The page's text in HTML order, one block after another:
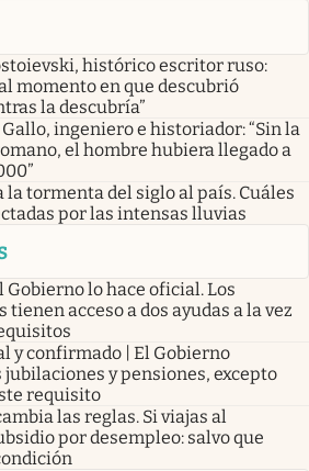
histórico escritor ruso:
momento en que descubrió
la descubría”
ingeniero e historiador: “Sin la
el hombre hubiera llegado a
la tormenta del siglo al país. Cuáles
por las intensas lluvias
Gobierno lo hace oficial. Los
tienen acceso a dos ayudas a la vez
y confirmado | El Gobierno
y pensiones, excepto
requisito
las reglas. Si viajas al
por desempleo: salvo que